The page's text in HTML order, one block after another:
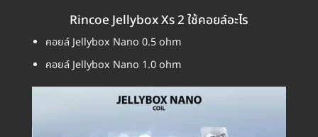
Rincoe Jellybox Xs 2 ใช้คอยล์อะไร
คอยล์ Jellybox Nano 0.5 ohm
คอยล์ Jellybox Nano 1.0 ohm